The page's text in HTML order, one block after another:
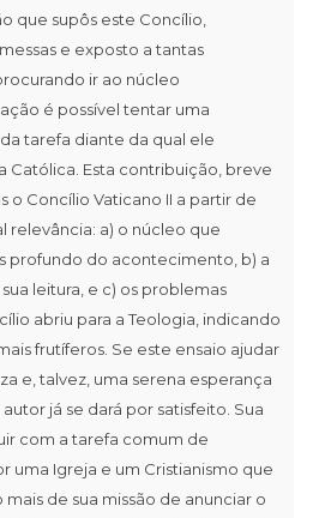
que supôs este Concílio,
e exposto a tantas
ir ao núcleo
é possível tentar uma
tarefa diante da qual ele
Católica. Esta contribuição, breve
o Concílio Vaticano II a partir de
relevância: a) o núcleo que
profundo do acontecimento, b) a
leitura, e c) os problemas
abriu para a Teologia, indicando
frutíferos. Se este ensaio ajudar
e, talvez, uma serena esperança
já se dará por satisfeito. Sua
com a tarefa comum de
uma Igreja e um Cristianismo que
de sua missão de anunciar o